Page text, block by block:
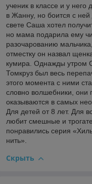
ученик в классе и у
в Жанну, но боится с
свете Саша хотел
но мама подарила ему
разочарованию
отместку он назвал
кумира. Однажды утром
Томкруз был весь
этого момента с ними
словно волшебники, они
оказываются в самых
Для детей от 8 лет. Для
любит смешные и
понравились серия
нить».
Скрыть